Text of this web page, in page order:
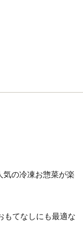
気の冷凍お惣菜が楽
もてなしにも最適な